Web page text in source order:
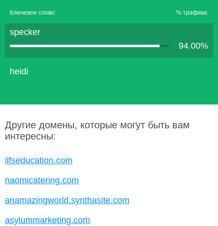
Ключевое слово: % трафика:
specker
94.00%
heidi
Другие домены, которые могут быть вам
интересны:
ilfseducation.com
naomicatering.com
anamazingworld.synthasite.com
asylummarketing.com